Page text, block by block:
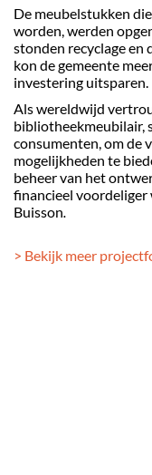
De meubelstukken
worden, werden
stonden recyclage en
kon de gemeente
investering uitsparen.
Als wereldwijd
bibliotheekmeubilair,
consumenten, om de
mogelijkheden te
beheer van het
financieel voordeliger
Buisson.
> Bekijk meer